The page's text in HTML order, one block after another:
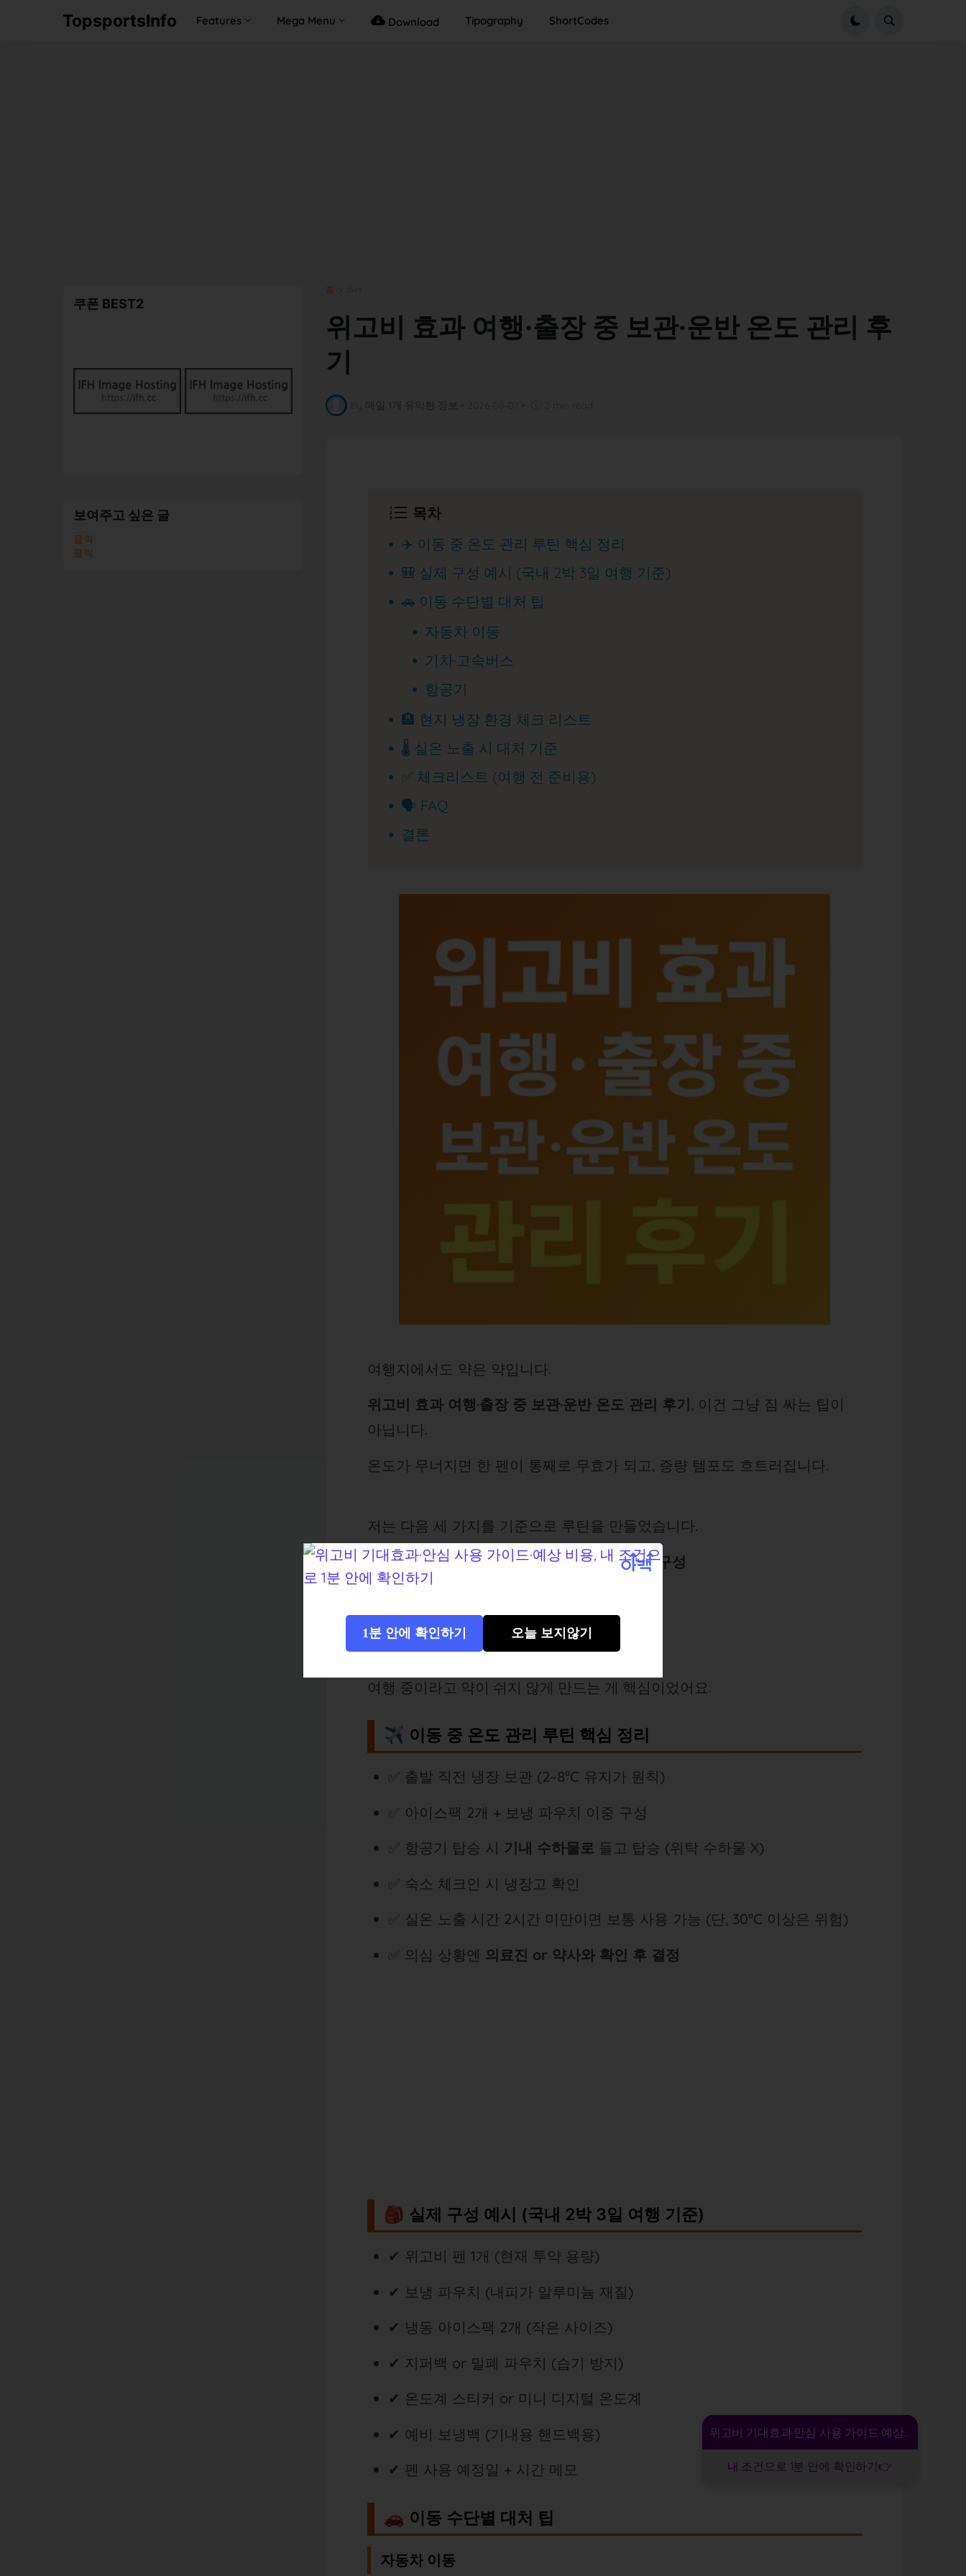
TopsportsInfo Features Mega Menu Download Tipography ShortCodes
홈
위고비 효과 여행·출장 중 보관·운반 온도 관리 후
기
목차
✈️ 이동 중 온도 관리 루틴 핵심 정리
🎒 실제 구성 예시 (국내 2박 3일 여행 기준)
🚗 이동 수단별 대처 팁
자동차 이동
기차·고속버스
항공기
🏨 현지 냉장 환경 체크 리스트
🌡 실온 노출 시 대처 기준
✅ 체크리스트 (여행 전 준비용)
🗣 FAQ
결론
여행지에서도 약은 약입니다.
위고비 효과 여행·출장 중 보관·운반 온도 관리 후기, 이건 그냥 짐 싸는 팁이
아닙니다.
온도가 무너지면 한 펜이 통째로 무효가 되고, 증량 템포도 흐트러집니다.
저는 다음 세 가지를 기준으로 루틴을 만들었습니다.
출발 전 3시간 이내 냉장 보관 → 보냉팩 이중 구성
현지 냉장 보관 가능한 환경 확인
여행 중이라고 약이 쉬지 않게 만드는 게 핵심이었어요.
✈️ 이동 중 온도 관리 루틴 핵심 정리
✅ 출발 직전 냉장 보관 (2~8°C 유지가 원칙)
✅ 아이스팩 2개 + 보냉 파우치 이중 구성
✅ 항공기 탑승 시 기내 수하물로 들고 탑승 (위탁 수하물 X)
✅ 숙소 체크인 시 냉장고 확인
✅ 실온 노출 시간 2시간 미만이면 보통 사용 가능 (단, 30°C 이상은 위험)
✅ 의심 상황엔 의료진 or 약사와 확인 후 결정
🎒 실제 구성 예시 (국내 2박 3일 여행 기준)
✔ 위고비 펜 1개 (현재 투약 용량)
✔ 보냉 파우치 (내피가 알루미늄 재질)
✔ 냉동 아이스팩 2개 (작은 사이즈)
✔ 지퍼백 or 밀폐 파우치 (습기 방지)
✔ 온도계 스티커 or 미니 디지털 온도계
✔ 예비 보냉백 (기내용 핸드백용)
✔ 펜 사용 예정일 + 시간 메모
🚗 이동 수단별 대처 팁
자동차 이동
위고비 기대효과·안심 사용 가이드·예상 비용
내 조건으로 1분 안에 확인하기👉
1분 안에 확인하기 오늘 보지않기
쿠폰 BEST2
보여주고 싶은 글
클릭
클릭